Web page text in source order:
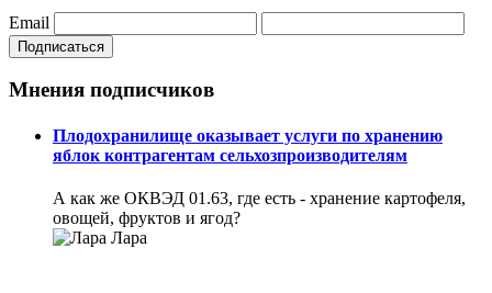
Email
Подписаться
Мнения подписчиков
Плодохранилище оказывает услуги по хранению
яблок контрагентам сельхозпроизводителям
А как же ОКВЭД 01.63, где есть - хранение картофеля,
овощей, фруктов и ягод?
Лара